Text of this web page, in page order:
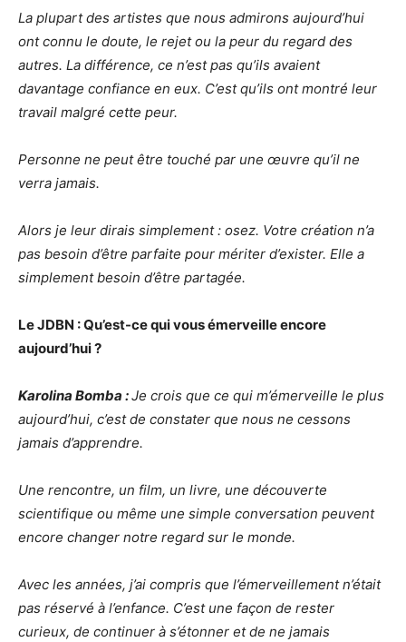
La plupart des artistes que nous admirons aujourd’hui
ont connu le doute, le rejet ou la peur du regard des
autres. La différence, ce n’est pas qu’ils avaient
davantage confiance en eux. C’est qu’ils ont montré leur
travail malgré cette peur.
Personne ne peut être touché par une œuvre qu’il ne
verra jamais.
Alors je leur dirais simplement : osez. Votre création n’a
pas besoin d’être parfaite pour mériter d’exister. Elle a
simplement besoin d’être partagée.
Le JDBN : Qu’est-ce qui vous émerveille encore
aujourd’hui ?
Karolina Bomba :Je crois que ce qui m’émerveille le plus
aujourd’hui, c’est de constater que nous ne cessons
jamais d’apprendre.
Une rencontre, un film, un livre, une découverte
scientifique ou même une simple conversation peuvent
encore changer notre regard sur le monde.
Avec les années, j’ai compris que l’émerveillement n’était
pas réservé à l’enfance. C’est une façon de rester
curieux, de continuer à s’étonner et de ne jamais